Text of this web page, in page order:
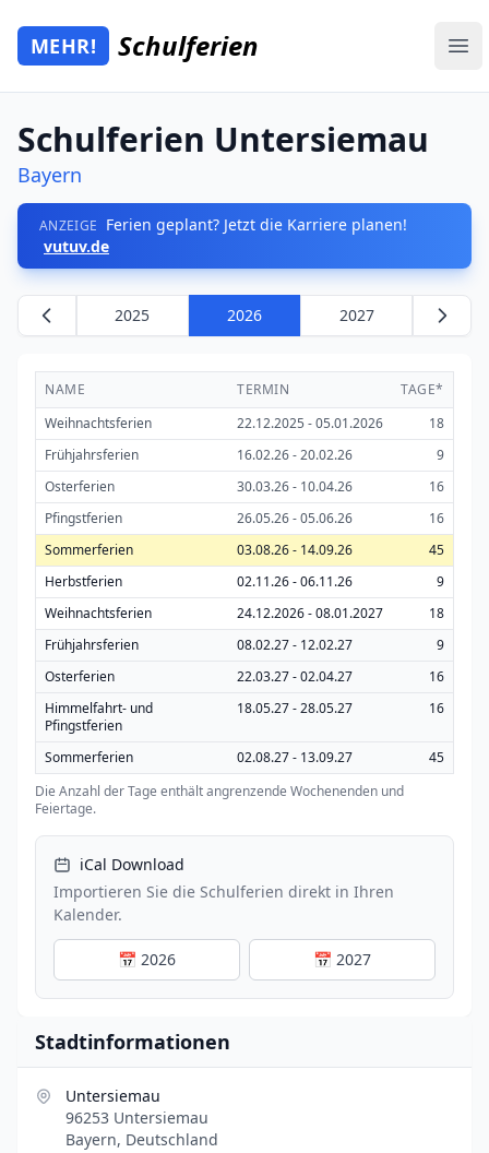
Zum Hauptinhalt springen
Mehr Schulferien
MEHR! Schulferien
Schulferien Untersiemau
Bayern
ANZEIGE Ferien geplant? Jetzt die Karriere planen!
vutuv.de
2025 2026 2027
NAME TERMIN
TAGE*
Weihnachtsferien
22.12.2025 - 05.01.2026
18
Frühjahrsferien
16.02.26 - 20.02.26
9
Osterferien
30.03.26 - 10.04.26
16
Pfingstferien
26.05.26 - 05.06.26
16
Sommerferien
03.08.26 - 14.09.26
45
Herbstferien
02.11.26 - 06.11.26
9
Weihnachtsferien
24.12.2026 - 08.01.2027
18
Frühjahrsferien
08.02.27 - 12.02.27
9
Osterferien
22.03.27 - 02.04.27
16
Himmelfahrt- und
Pfingstferien
18.05.27 - 28.05.27 16
Sommerferien 02.08.27 - 13.09.27
45
Die Anzahl der Tage enthält angrenzende Wochenenden und
Feiertage.
iCal Download
Importieren Sie die Schulferien direkt in Ihren
Kalender.
📅 2026 📅 2027
Stadtinformationen
Untersiemau
96253 Untersiemau
Bayern, Deutschland